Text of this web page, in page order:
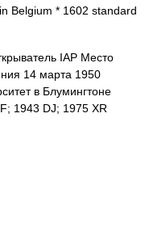
Belgium * 1602 standard
IAP Место
14 марта 1950
в Блумингтоне
1943 DJ; 1975 XR